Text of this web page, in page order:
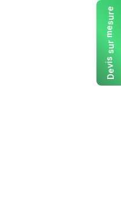
D
e
v
i
s
s
u
r
m
e
s
u
r
e